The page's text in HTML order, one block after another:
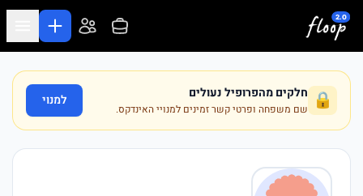
דלג לתוכן המרכזי
🔒 חלקים מהפרופיל נעולים
שם משפחה ופרטי קשר זמינים למנויי האינדקס.
למנוי